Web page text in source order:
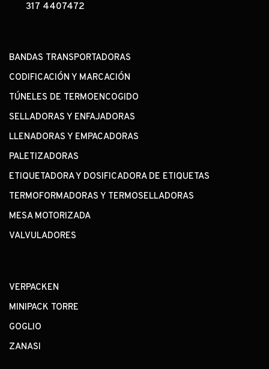
317 4407472
BANDAS TRANSPORTADORAS
CODIFICACIÓN Y MARCACIÓN
TÚNELES DE TERMOENCOGIDO
SELLADORAS Y ENFAJADORAS
LLENADORAS Y EMPACADORAS
PALETIZADORAS
ETIQUETADORA Y DOSIFICADORA DE ETIQUETAS
TERMOFORMADORAS Y TERMOSELLADORAS
MESA MOTORIZADA
VALVULADORES
VERPACKEN
MINIPACK TORRE
GOGLIO
ZANASI